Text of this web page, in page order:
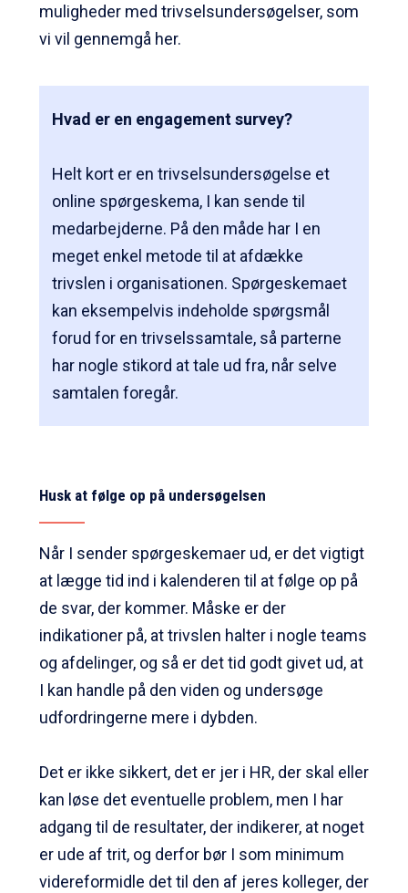
muligheder med trivselsundersøgelser, som
vi vil gennemgå her.
Hvad er en engagement survey?
Helt kort er en trivselsundersøgelse et
online spørgeskema, I kan sende til
medarbejderne. På den måde har I en
meget enkel metode til at afdække
trivslen i organisationen. Spørgeskemaet
kan eksempelvis indeholde spørgsmål
forud for en trivselssamtale, så parterne
har nogle stikord at tale ud fra, når selve
samtalen foregår.
Husk at følge op på undersøgelsen
Når I sender spørgeskemaer ud, er det vigtigt
at lægge tid ind i kalenderen til at følge op på
de svar, der kommer. Måske er der
indikationer på, at trivslen halter i nogle teams
og afdelinger, og så er det tid godt givet ud, at
I kan handle på den viden og undersøge
udfordringerne mere i dybden.
Det er ikke sikkert, det er jer i HR, der skal eller
kan løse det eventuelle problem, men I har
adgang til de resultater, der indikerer, at noget
er ude af trit, og derfor bør I som minimum
videreformidle det til den af jeres kolleger, der